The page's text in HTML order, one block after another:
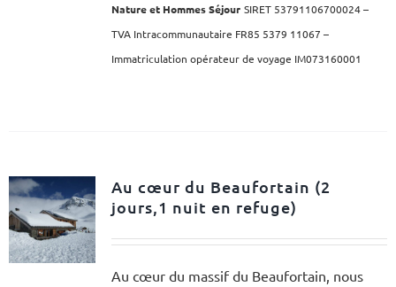
Nature et Hommes Séjour SIRET 53791106700024 –
TVA Intracommunautaire FR85 5379 11067 –
Immatriculation opérateur de voyage IM073160001
Au cœur du Beaufortain (2
jours,1 nuit en refuge)
Au cœur du massif du Beaufortain, nous